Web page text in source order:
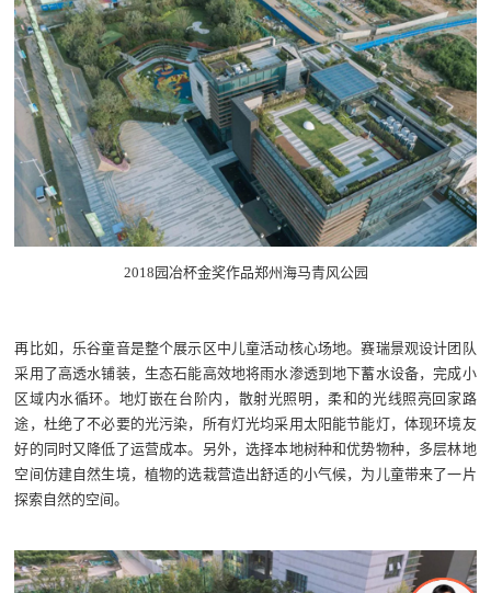
2018园冶杯金奖作品郑州海马青风公园
再比如，乐谷童音是整个展示区中儿童活动核心场地。赛瑞景观设计团队
采用了高透水铺装，生态石能高效地将雨水渗透到地下蓄水设备，完成小
区域内水循环。地灯嵌在台阶内，散射光照明，柔和的光线照亮回家路
途，杜绝了不必要的光污染，所有灯光均采用太阳能节能灯，体现环境友
好的同时又降低了运营成本。另外，选择本地树种和优势物种，多层林地
空间仿建自然生境，植物的选栽营造出舒适的小气候，为儿童带来了一片
探索自然的空间。